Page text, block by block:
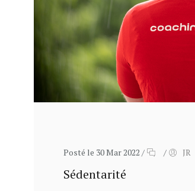
Posté le 30 Mar 2022 / / JR
Sédentarité